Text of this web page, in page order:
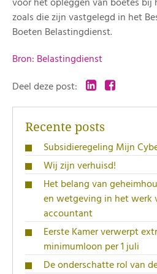
zoals die zijn vastgelegd in het
Boeten Belastingdienst.
Bron: Belastingdienst
Deel deze post:
Recente posts
Subsidieregeling Mijn
Wij zijn verhuisd!
Het belang van
en wetgeving in het werk
accountant
Eerste Kamer verwerpt
minimumloon per 1 juli
De onderschatte rol van